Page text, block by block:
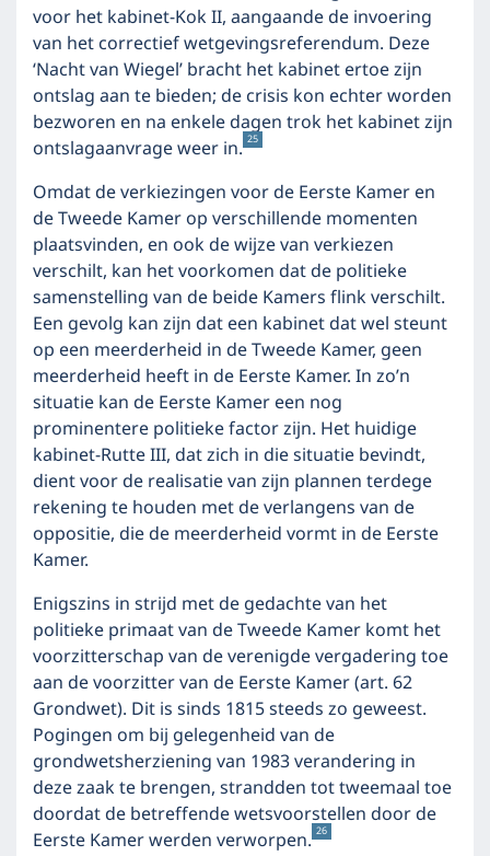
voor het kabinet-Kok II, aangaande de invoering
van het correctief wetgevingsreferendum. Deze
‘Nacht van Wiegel’ bracht het kabinet ertoe zijn
ontslag aan te bieden; de crisis kon echter worden
bezworen en na enkele dagen trok het kabinet zijn
ontslagaanvrage weer in. 25
Omdat de verkiezingen voor de Eerste Kamer en
de Tweede Kamer op verschillende momenten
plaatsvinden, en ook de wijze van verkiezen
verschilt, kan het voorkomen dat de politieke
samenstelling van de beide Kamers flink verschilt.
Een gevolg kan zijn dat een kabinet dat wel steunt
op een meerderheid in de Tweede Kamer, geen
meerderheid heeft in de Eerste Kamer. In zo’n
situatie kan de Eerste Kamer een nog
prominentere politieke factor zijn. Het huidige
kabinet-Rutte III, dat zich in die situatie bevindt,
dient voor de realisatie van zijn plannen terdege
rekening te houden met de verlangens van de
oppositie, die de meerderheid vormt in de Eerste
Kamer.
Enigszins in strijd met de gedachte van het
politieke primaat van de Tweede Kamer komt het
voorzitterschap van de verenigde vergadering toe
aan de voorzitter van de Eerste Kamer (art. 62
Grondwet). Dit is sinds 1815 steeds zo geweest.
Pogingen om bij gelegenheid van de
grondwetsherziening van 1983 verandering in
deze zaak te brengen, strandden tot tweemaal toe
doordat de betreffende wetsvoorstellen door de
Eerste Kamer werden verworpen. 26